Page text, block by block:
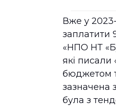
Вже у
заплатити
«НПО НТ
які писали
бюджетом
зазначена
була з